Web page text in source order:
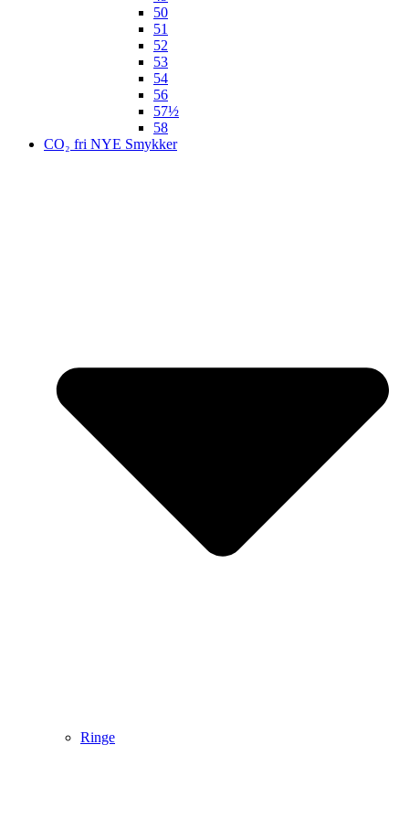
50
51
52
53
54
56
57½
58
CO₂ fri NYE Smykker
Ringe